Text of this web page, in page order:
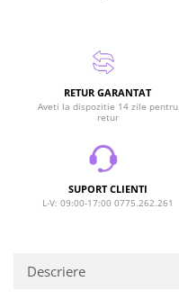
RETUR GARANTAT
Aveti la dispozitie 14 zile pentru
retur
SUPORT CLIENTI
L-V: 09:00-17:00 0775.262.261
Descriere